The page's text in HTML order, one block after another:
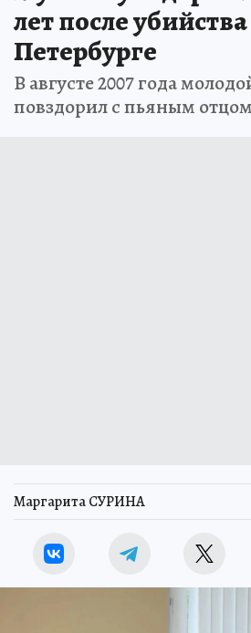
лет после
Петербурге
В августе 2007 года
повздорил с пьяным отцом
Маргарита СУРИНА